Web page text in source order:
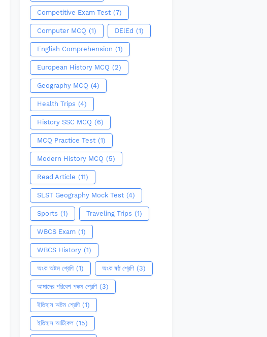
Competitive Exam Test (7)
Computer MCQ (1) DElEd (1)
English Comprehension (1)
European History MCQ (2)
Geography MCQ (4)
Health Trips (4)
History SSC MCQ (6)
MCQ Practice Test (1)
Modern History MCQ (5)
Read Article (11)
SLST Geography Mock Test (4)
Sports (1) Traveling Trips (1)
WBCS Exam (1)
WBCS History (1)
অংক অষ্টম শ্রেণি (1) অংক ষষ্ঠ শ্রেণি (3)
আমাদের পরিবেশ পঞ্চম শ্রেণি (3)
ইতিহাস অষ্টম শ্রেণি (1)
ইতিহাস আর্টিকেল (15)